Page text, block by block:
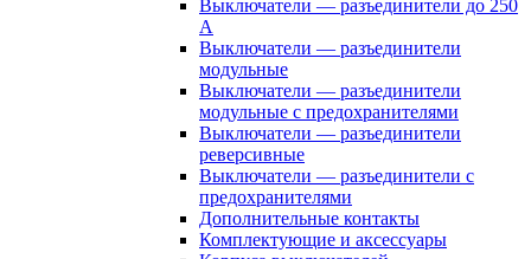
Выключатели — разъединители до 250
А
Выключатели — разъединители
модульные
Выключатели — разъединители
модульные с предохранителями
Выключатели — разъединители
реверсивные
Выключатели — разъединители с
предохранителями
Дополнительные контакты
Комплектующие и аксессуары